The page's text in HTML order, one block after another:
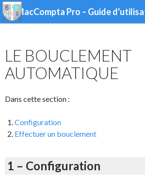
MacCompta Pro – Guide
LE BOUCLEMENT
AUTOMATIQUE
Dans cette section :
Configuration
Effectuer un bouclement
1 – Configuration